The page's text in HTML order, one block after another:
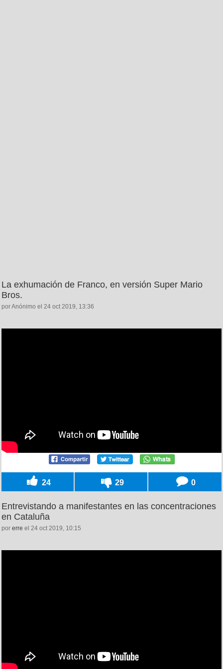
La exhumación de Franco, en versión Super Mario
Bros.
por Anónimo el 24 oct 2019, 13:36
24 29 0
Entrevistando a manifestantes en las concentraciones
en Cataluña
por erre el 24 oct 2019, 10:15